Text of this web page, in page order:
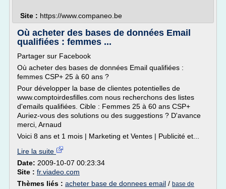
Site : https://www.companeo.be
Où acheter des bases de données Email
qualifiées : femmes ...
Partager sur Facebook
Où acheter des bases de données Email qualifiées :
femmes CSP+ 25 à 60 ans ?
Pour développer la base de clientes potentielles de
www.comptoirdesfilles.com nous recherchons des listes
d'emails qualifiées. Cible : Femmes 25 à 60 ans CSP+
Auriez-vous des solutions ou des suggestions ? D'avance
merci, Arnaud
Voici 8 ans et 1 mois | Marketing et Ventes | Publicité et...
Lire la suite
Date: 2009-10-07 00:23:34
Site : fr.viadeo.com
Thèmes liés : acheter base de donnees email / base de